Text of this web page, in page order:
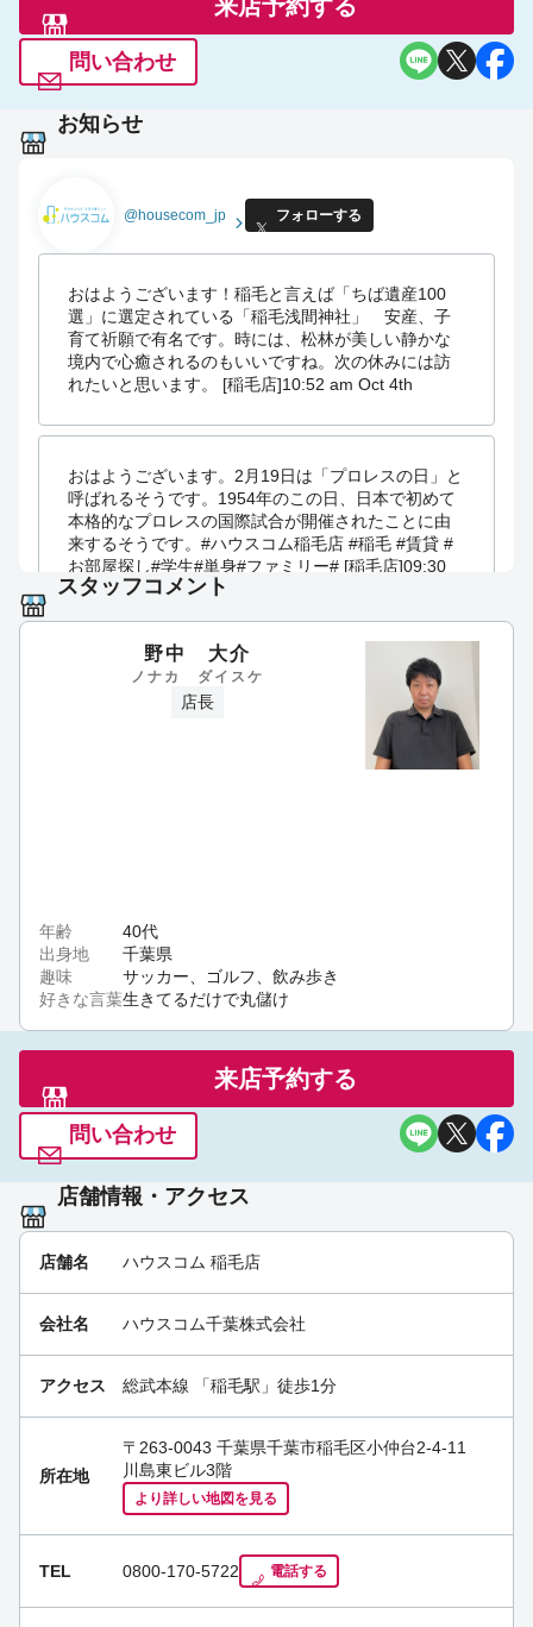
来店予約する
問い合わせ
お知らせ
@housecom_jp フォローする
おはようございます！稲毛と言えば「ちば遺産100
選」に選定されている「稲毛浅間神社」 安産、子
育て祈願で有名です。時には、松林が美しい静かな
境内で心癒されるのもいいですね。次の休みには訪
れたいと思います。 [稲毛店]10:52 am Oct 4th
おはようございます。2月19日は「プロレスの日」と
呼ばれるそうです。1954年のこの日、日本で初めて
本格的なプロレスの国際試合が開催されたことに由
来するそうです。#ハウスコム稲毛店 #稲毛 #賃貸 #
お部屋探し#学生#単身#ファミリー# [稲毛店]09:30
am Feb 19th
おはようございます。1月30日は、3分間電話の日。
1970年のこの日、日本電信電話公社（現：NTT）の
市内電話の料金が3分間10円になったことにちなんで
制定された記念日だそうです。#ハウスコム稲毛店 #
稲毛 #賃貸 #お部屋探し#学生#単身#ファミリー# [稲
島県）と長州藩（現在の山口県）との間で薩長同盟
が結ばれ事に由来しているそうです。#ハウスコム稲
毛店 #稲毛 #賃貸 #お部屋探し#学生#単身#ファミリ
ー# [稲毛店]09:40 am Jan 21st
おはようございます。１月２０日は玉の輿の日にな
るそうです。毎日色々な記念日がありますね。お部
屋探しはハウスコム稲毛店へ。#ハウスコム稲毛店 #
稲毛 #賃貸 #お部屋探し#学生#単身#ファミリー# [稲
毛店]09:51 am Jan 20th
スタッフコメント
野中 大介
ノナカ ダイスケ
店長
年齢
40代
出身地
千葉県
趣味
サッカー、ゴルフ、飲み歩き
好きな言葉生きてるだけで丸儲け
来店予約する
問い合わせ
店舗情報・アクセス
店舗名 ハウスコム 稲毛店
会社名 ハウスコム千葉株式会社
アクセス 総武本線 「稲毛駅 」徒歩1分
所在地
〒263-0043 千葉県千葉市稲毛区小仲台2-4-11
川島東ビル3階
より詳しい地図を見る
TEL 0800-170-5722 電話する